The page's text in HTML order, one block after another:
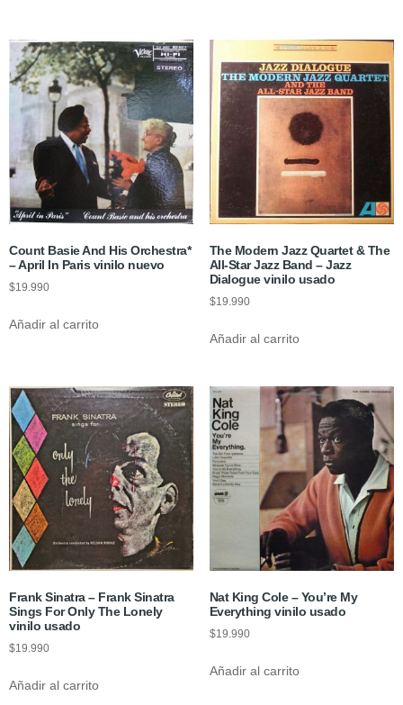
Count Basie And His Orchestra*
‎– April In Paris vinilo nuevo
$19.990
Añadir al carrito
The Modern Jazz Quartet & The
All-Star Jazz Band – Jazz
Dialogue vinilo usado
$19.990
Añadir al carrito
Frank Sinatra – Frank Sinatra
Sings For Only The Lonely
vinilo usado
$19.990
Añadir al carrito
Nat King Cole – You’re My
Everything vinilo usado
$19.990
Añadir al carrito